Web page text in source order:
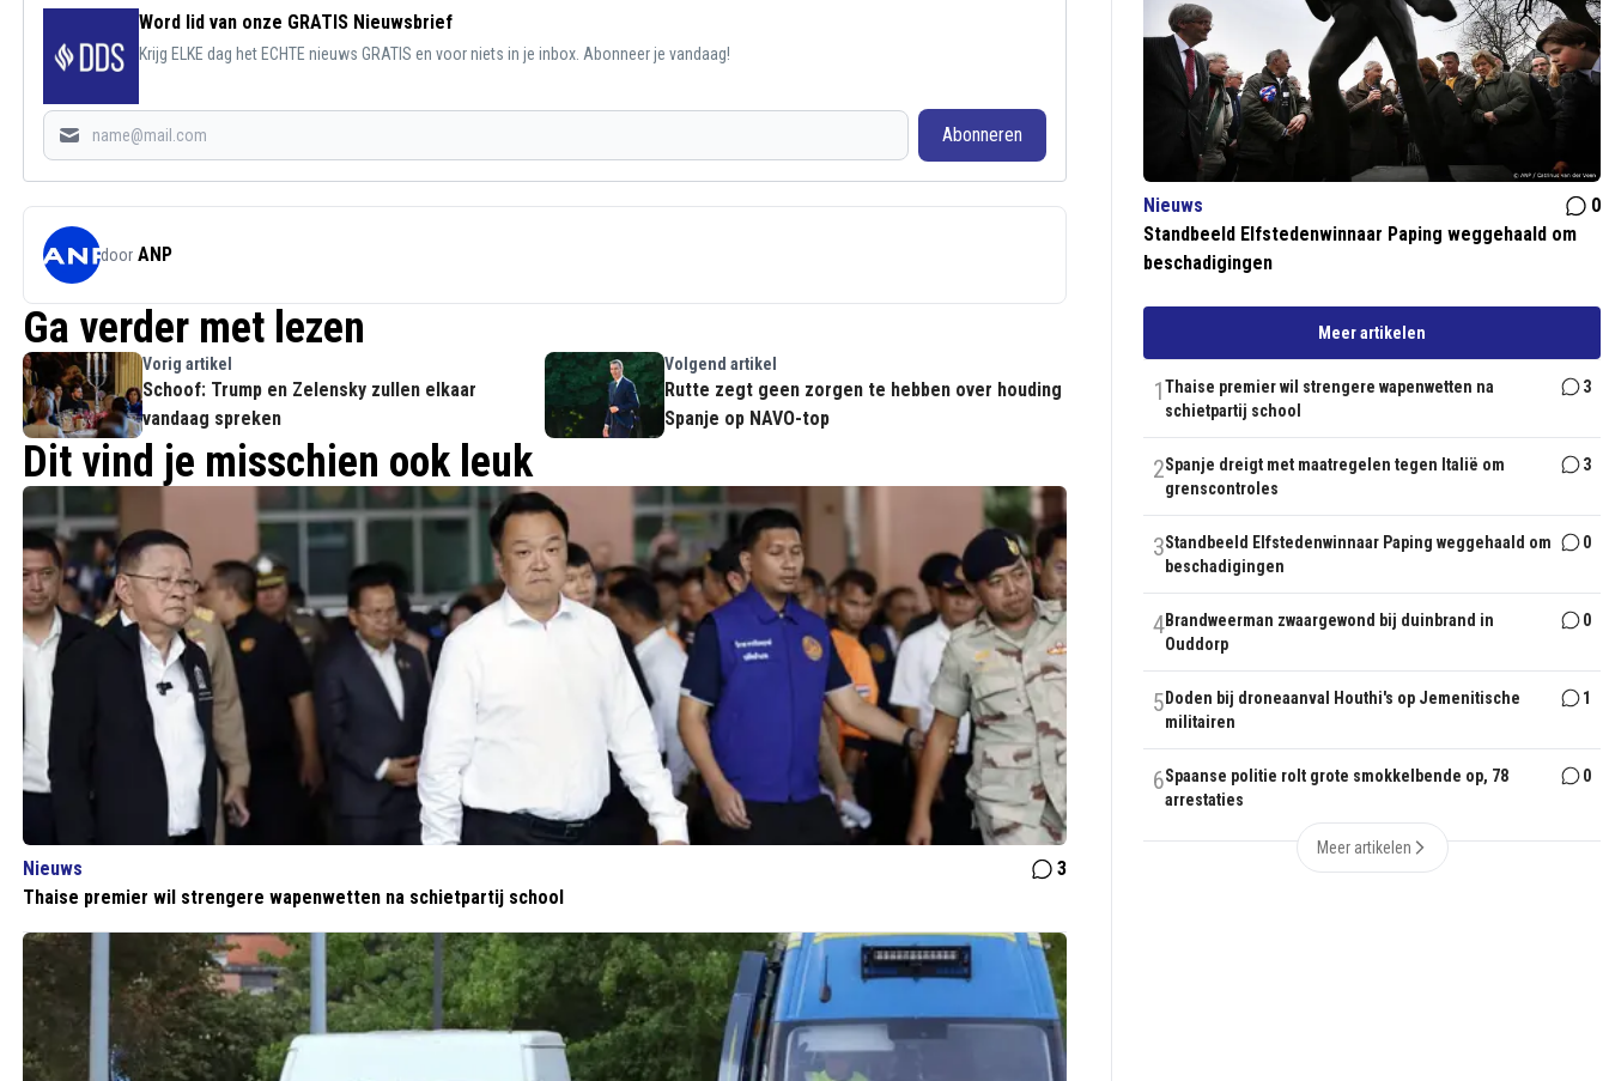
Word lid van onze GRATIS Nieuwsbrief
Krijg ELKE dag het ECHTE nieuws GRATIS en voor niets in je inbox. Abonneer je vandaag!
Abonneren
door ANP
Ga verder met lezen
Vorig artikel
Schoof: Trump en Zelensky zullen elkaar
vandaag spreken
Volgend artikel
Rutte zegt geen zorgen te hebben over houding
Spanje op NAVO-top
Dit vind je misschien ook leuk
Nieuws
3
Thaise premier wil strengere wapenwetten na schietpartij school
Nieuws
0
Standbeeld Elfstedenwinnaar Paping weggehaald om
beschadigingen
Meer artikelen
1Thaise premier wil strengere wapenwetten na
schietpartij school
3
2Spanje dreigt met maatregelen tegen Italië om
grenscontroles
3
3Standbeeld Elfstedenwinnaar Paping weggehaald om
beschadigingen
0
4Brandweerman zwaargewond bij duinbrand in
Ouddorp
0
5 Doden bij droneaanval Houthi's op Jemenitische
militairen
1
6Spaanse politie rolt grote smokkelbende op, 78
arrestaties
0
Meer artikelen